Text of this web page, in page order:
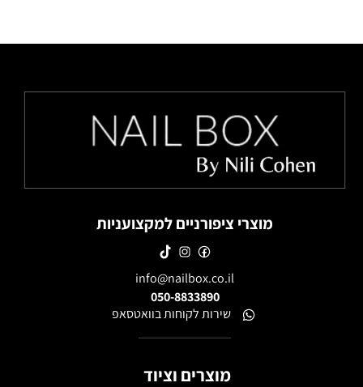
מוצרי ציפורניים למקצועניות
info@nailbox.co.il
050-8833890
שירות לקוחות בוואטסאפ
מוצרים וציוד